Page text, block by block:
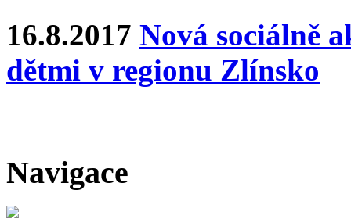
16.8.2017 Nová sociálně
dětmi v regionu Zlínsko
Navigace